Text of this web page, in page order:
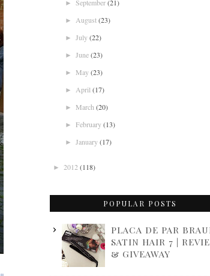
► September(21)
► August(23)
► July(22)
► June(23)
► May(23)
► April (17)
► March (20)
► February(13)
► January(17)
► 2012 (118)
POPULAR POSTS
PLACA DE PAR
SATIN HAIR 7 |
& GIVEAWAY